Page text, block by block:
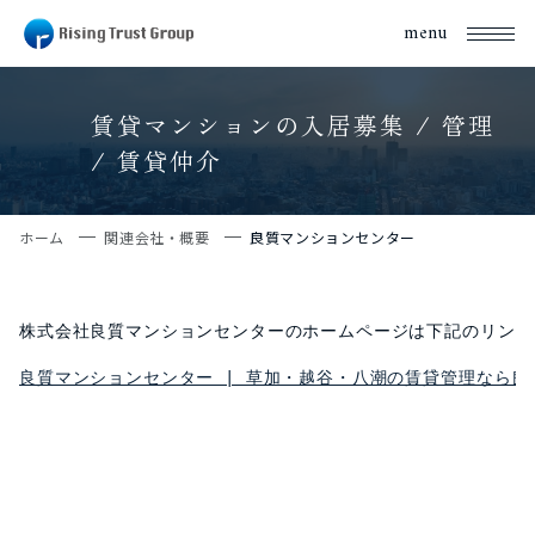
menu
賃貸マンションの入居募集 / 管理
/ 賃貸仲介
ホーム 関連会社・概要 良質マンションセンター
良質マンションセンター | 草加・越谷・八潮の賃貸管理な